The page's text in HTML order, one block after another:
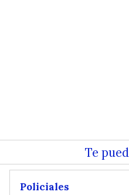
Te
Policiales